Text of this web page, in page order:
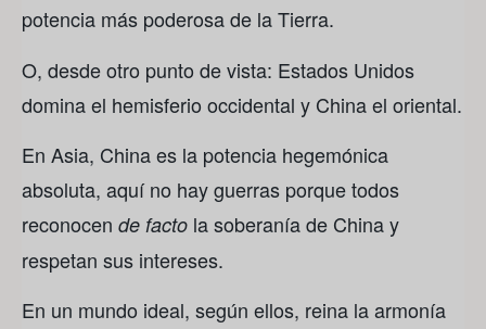
potencia más poderosa de la Tierra.
O, desde otro punto de vista: Estados Unidos
domina el hemisferio occidental y China el oriental.
En Asia, China es la potencia hegemónica
absoluta, aquí no hay guerras porque todos
reconocen de facto la soberanía de China y
respetan sus intereses.
En un mundo ideal, según ellos, reina la armonía